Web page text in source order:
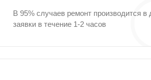
В 95% случаев ремонт производится в
заявки в течение 1-2 часов